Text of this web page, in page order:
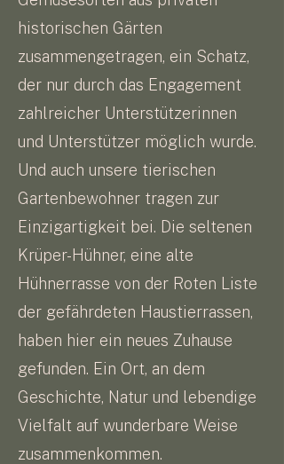
historischen Gärten
zusammengetragen, ein Schatz,
der nur durch das Engagement
zahlreicher Unterstützerinnen
und Unterstützer möglich wurde.
Und auch unsere tierischen
Gartenbewohner tragen zur
Einzigartigkeit bei. Die seltenen
Krüper-Hühner, eine alte
Hühnerrasse von der Roten Liste
der gefährdeten Haustierrassen,
haben hier ein neues Zuhause
gefunden. Ein Ort, an dem
Geschichte, Natur und lebendige
Vielfalt auf wunderbare Weise
zusammenkommen.